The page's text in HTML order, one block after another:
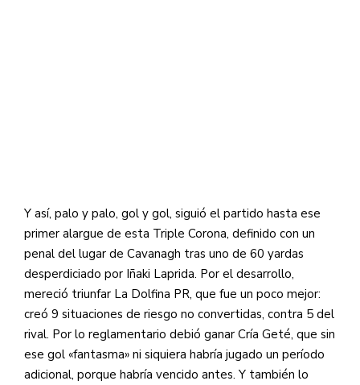
Y así, palo y palo, gol y gol, siguió el partido hasta ese
primer alargue de esta Triple Corona, definido con un
penal del lugar de Cavanagh tras uno de 60 yardas
desperdiciado por Iñaki Laprida. Por el desarrollo,
mereció triunfar La Dolfina PR, que fue un poco mejor:
creó 9 situaciones de riesgo no convertidas, contra 5 del
rival. Por lo reglamentario debió ganar Cría Geté, que sin
ese gol «fantasma» ni siquiera habría jugado un período
adicional, porque habría vencido antes. Y también lo